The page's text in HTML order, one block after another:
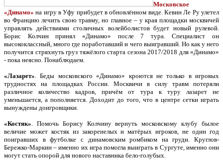
Московское
«Динамо» на игру в Уфу прибудет в обновлённом виде. Кевин Ле Ру улетел
во Францию лечить свою травму, но главное – у края площадки москвичей
управлять действиями столичных волейболистов будет новый рулевой.
Борис Колчин принял «Динамо» после 7 тура. Специалист он
высококлассный, много где поработавший и чего выигравший. Но как у него
получится стряхнуть груз тяжёлого старта сезона 2017/2018 для «Динамо»
- пока неясно. Понаблюдаем.
«Лазарет». Беды московского «Динамо» кроются не только в игровых
трудностях на площадках России. Москвичи в силу травм потеряли
различное количество кадров, причём от тура к туру лазарет не
уменьшается, а пополняется. Доходит до того, что в центре сетки играть
вынуждены доигровщики.
«Костяк». Помочь Борису Колчину вернуть московскому клубу былое
величие может костяк из закоренелых и матёрых игроков, не один год
поигравших в футболке с динамовским ромбиком на груди. Круглов-
Бережко-Маркин – именно их игра помогла выиграть в Сургуте, именно они
могут стать опорой для нового наставника бело-голубых.